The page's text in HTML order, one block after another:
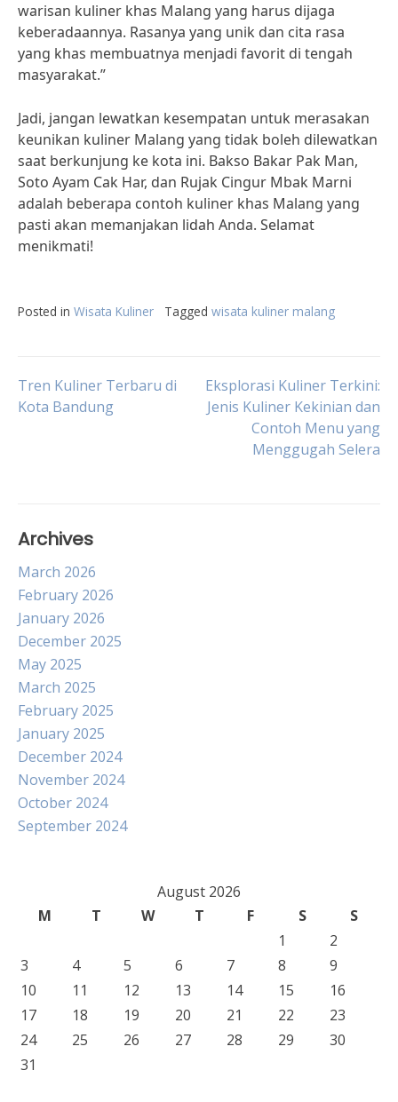
warisan kuliner khas Malang yang harus dijaga
keberadaannya. Rasanya yang unik dan cita rasa
yang khas membuatnya menjadi favorit di tengah
masyarakat.”
Jadi, jangan lewatkan kesempatan untuk merasakan
keunikan kuliner Malang yang tidak boleh dilewatkan
saat berkunjung ke kota ini. Bakso Bakar Pak Man,
Soto Ayam Cak Har, dan Rujak Cingur Mbak Marni
adalah beberapa contoh kuliner khas Malang yang
pasti akan memanjakan lidah Anda. Selamat
menikmati!
Posted in Wisata Kuliner Tagged wisata kuliner malang
Post
Tren Kuliner Terbaru di
Kota Bandung
Eksplorasi Kuliner Terkini:
Jenis Kuliner Kekinian dan
Contoh Menu yang
Menggugah Selera
Archives
March 2026
February 2026
January 2026
December 2025
May 2025
March 2025
February 2025
January 2025
December 2024
November 2024
October 2024
September 2024
August 2026
M
T W T F S
S
1
2
3
4 5 6 7 8
9
10
11 12 13 14 15
16
17
18 19 20 21 22
23
24
25 26 27 28 29
30
31